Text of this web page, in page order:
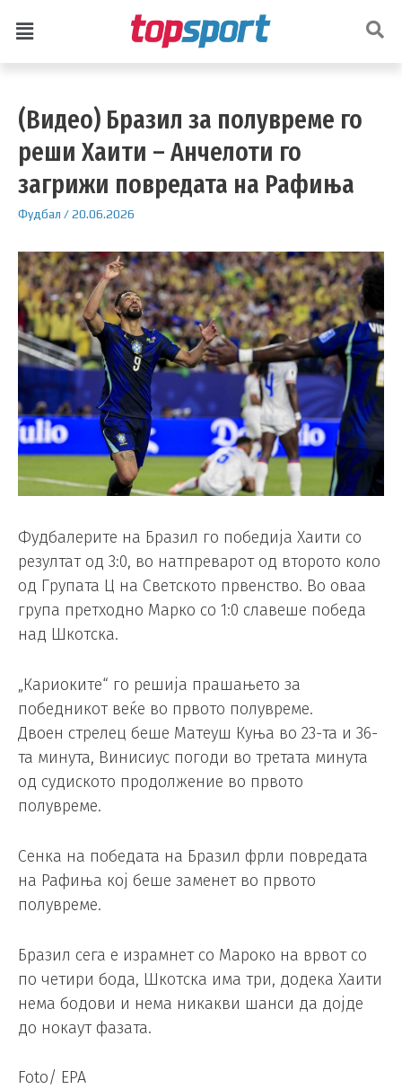
(Видео) Бразил за полувреме го
реши Хаити – Анчелоти го
загрижи повредата на Рафиња
Фудбал /20.06.2026
Фудбалерите на Бразил го победија Хаити со
резултат од 3:0, во натпреварот од второто коло
од Групата Ц на Светското првенство. Во оваа
група претходно Марко со 1:0 славеше победа
над Шкотска.
„Кариоките“ го решија прашањето за
победникот веќе во првото полувреме.
Двоен стрелец беше Матеуш Куња во 23-та и 36-
та минута, Винисиус погоди во третата минута
од судиското продолжение во првото
полувреме.
Сенка на победата на Бразил фрли повредата
на Рафиња кој беше заменет во првото
полувреме.
Бразил сега е израмнет со Мароко на врвот со
по четири бода, Шкотска има три, додека Хаити
нема бодови и нема никакви шанси да дојде
до нокаут фазата.
Foto/ EPA